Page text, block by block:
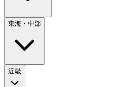
東海・中部
近畿